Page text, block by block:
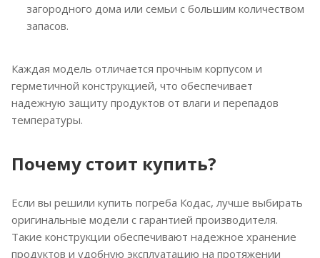
загородного дома или семьи с большим количеством
запасов.
Каждая модель отличается прочным корпусом и
герметичной конструкцией, что обеспечивает
надежную защиту продуктов от влаги и перепадов
температуры.
Почему стоит купить?
Если вы решили купить погреба Кодас, лучше выбирать
оригинальные модели с гарантией производителя.
Такие конструкции обеспечивают надежное хранение
продуктов и удобную эксплуатацию на протяжении